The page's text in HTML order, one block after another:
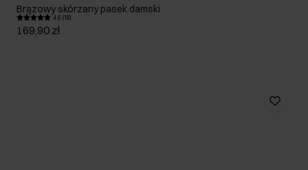
Brązowy skórzany pasek damski
4.9 (18)
169,90 zł